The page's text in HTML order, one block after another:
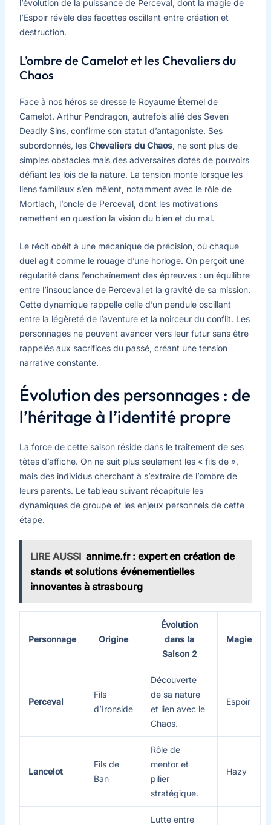
l’évolution de la puissance de Perceval, dont la magie de
l’Espoir révèle des facettes oscillant entre création et
destruction.
L’ombre de Camelot et les Chevaliers du
Chaos
Face à nos héros se dresse le Royaume Éternel de
Camelot. Arthur Pendragon, autrefois allié des Seven
Deadly Sins, confirme son statut d’antagoniste. Ses
subordonnés, les Chevaliers du Chaos, ne sont plus de
simples obstacles mais des adversaires dotés de pouvoirs
défiant les lois de la nature. La tension monte lorsque les
liens familiaux s’en mêlent, notamment avec le rôle de
Mortlach, l’oncle de Perceval, dont les motivations
remettent en question la vision du bien et du mal.
Le récit obéit à une mécanique de précision, où chaque
duel agit comme le rouage d’une horloge. On perçoit une
régularité dans l’enchaînement des épreuves : un équilibre
entre l’insouciance de Perceval et la gravité de sa mission.
Cette dynamique rappelle celle d’un pendule oscillant
entre la légèreté de l’aventure et la noirceur du conflit. Les
personnages ne peuvent avancer vers leur futur sans être
rappelés aux sacrifices du passé, créant une tension
narrative constante.
Évolution des personnages : de
l’héritage à l’identité propre
La force de cette saison réside dans le traitement de ses
têtes d’affiche. On ne suit plus seulement les « fils de »,
mais des individus cherchant à s’extraire de l’ombre de
leurs parents. Le tableau suivant récapitule les
dynamiques de groupe et les enjeux personnels de cette
étape.
LIRE AUSSI annime.fr : expert en création de
stands et solutions événementielles
innovantes à strasbourg
Personnage Origine
Évolution
dans la
Saison 2
Magie
Perceval
Fils
d’Ironside
Découverte
de sa nature
et lien avec le
Chaos.
Espoir
Lancelot
Fils de
Ban
Rôle de
mentor et
pilier
stratégique.
Hazy
Lutte entre